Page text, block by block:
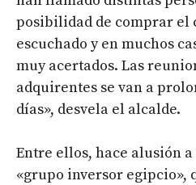
posibilidad de comprar el
escuchado y en muchos
muy acertados. Las
adquirentes se van a
días», desvela el alcalde.
Entre ellos, hace alusión
«grupo inversor egipcio»,